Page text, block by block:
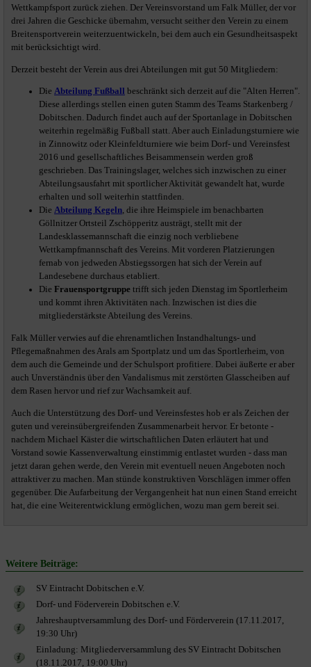
Wettkampfsport zurück ziehen. Der Vereinsvorstand um Falk Müller, der vor
drei Jahren die Geschicke übernahm, versucht seither den Verein zu einem
Breitensportverein weiterzuentwickeln, bei dem auch ein Gesundheitsaspekt
mit berücksichtigt wird.
Derzeit besteht der Verein aus drei Abteilungen mit gut 50 Mitgliedern:
Die Abteilung Fußball beschränkt sich derzeit auf die "Alten Herren".
Diese allerdings stellen einen guten Stamm des Teams Starkenberg /
Dobitschen. Dadurch findet auch auf der Sportanlage in Dobitschen
weiterhin regelmäßig Fußball statt. Aber auch Einladungsturniere wie
in Zinnowitz oder Kleinfeldturniere wie beim Dorf- und Vereinsfest
2016 und gesellschaftliches Beisammensein werden groß
geschrieben. Das Trainingslager, welches sich inzwischen zu einer
Abteilungsausfahrt mit sportlicher Aktivität gewandelt hat, wurde
erhalten und soll weiterhin stattfinden.
Die Abteilung Kegeln, die ihre Heimspiele im benachbarten
Göllnitzer Ortsteil Zschöpperitz austrägt, stellt mit der
Landesklassemannschaft die einzig noch verbliebene
Wettkampfmannschaft des Vereins. Mit vorderen Platzierungen
fernab von jedweden Abstiegssorgen hat sich der Verein auf
Landesebene durchaus etabliert.
Die Frauensportgruppe trifft sich jeden Dienstag im Sportlerheim
und kommt ihren Aktivitäten nach. Inzwischen ist dies die
mitgliederstärkste Abteilung des Vereins.
Falk Müller verwies auf die ehrenamtlichen Instandhaltungs- und
Pflegemaßnahmen des Arals am Sportplatz und um das Sportlerheim, von
dem auch die Gemeinde und der Schulsport profitiere. Dabei äußerte er aber
auch Unverständnis über den Vandalismus mit zerstörten Glasscheiben auf
dem Rasen hervor und rief zur Wachsamkeit auf.
Auch die Unterstützung des Dorf- und Vereinsfestes hob er als Zeichen der
guten und vereinsübergreifenden Zusammenarbeit hervor. Er betonte -
nachdem Michael Käster die wirtschaftlichen Daten erläutert hat und
Vorstand sowie Kassenverwaltung einstimmig entlastet wurden - dass man
jetzt daran gehen werde, den Verein mit eventuell neuen Angeboten noch
attraktiver zu machen. Man stünde konstruktiven Vorschlägen immer offen
gegenüber. Die Aufarbeitung der Vergangenheit hat nun einen Stand erreicht
hat, die eine Weiterentwicklung ermöglichen, wozu man gern bereit sei.
Weitere Beiträge:
SV Eintracht Dobitschen e.V.
Dorf- und Föderverein Dobitschen e.V.
Jahreshauptversammlung des Dorf- und Förderverein (17.11.2017,
19:30 Uhr)
Einladung: Mitgliederversammlung des SV Eintracht Dobitschen
(18.11.2017, 19:00 Uhr)